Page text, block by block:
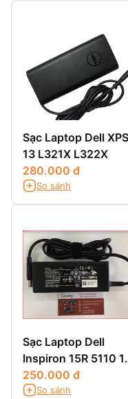
Sạc Laptop Dell XPS
13 L321X L322X
280.000 đ
So sánh
Sạc Laptop Dell
Inspiron 15R 5110
5520 15R SE7520
5523 15Z 1570
250.000 đ
So sánh